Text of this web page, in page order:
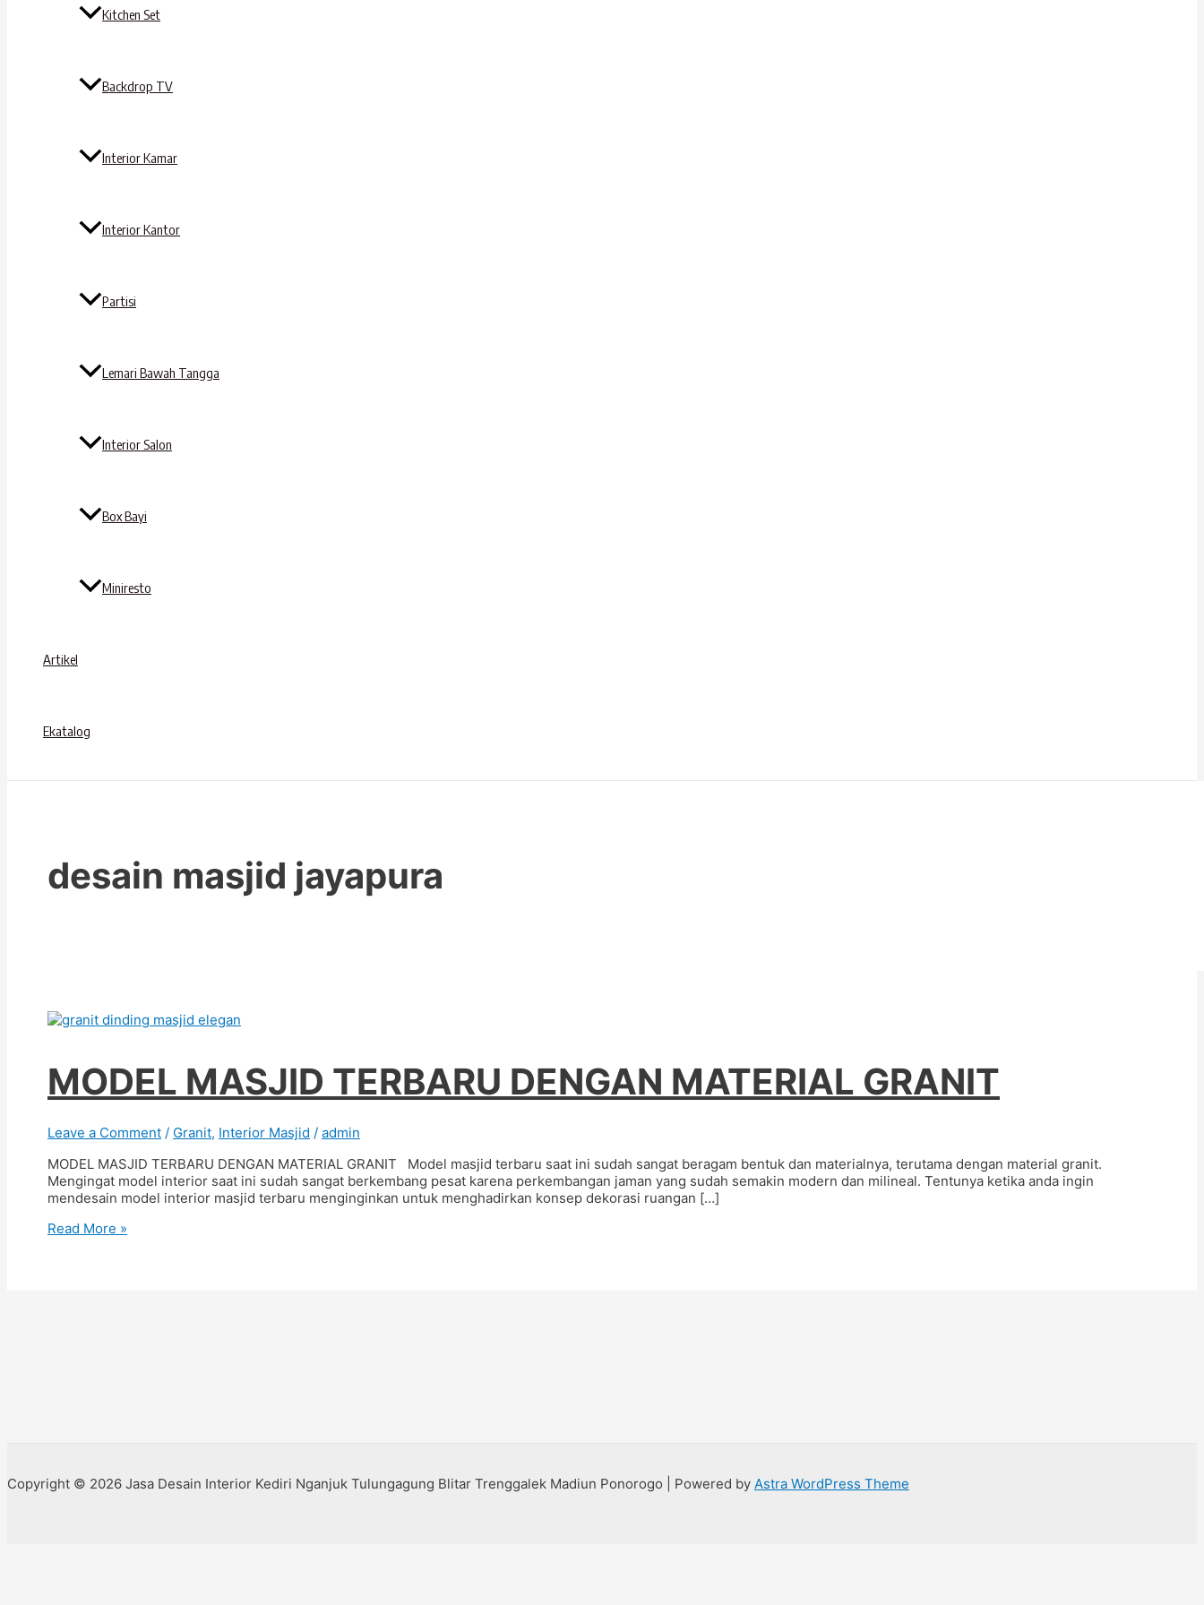
Kitchen Set
Backdrop TV
Interior Kamar
Interior Kantor
Partisi
Lemari Bawah Tangga
Interior Salon
Box Bayi
Miniresto
Artikel
Ekatalog
desain masjid jayapura
MODEL MASJID TERBARU DENGAN MATERIAL GRANIT
Leave a Comment / Granit, Interior Masjid / admin
MODEL MASJID TERBARU DENGAN MATERIAL GRANIT Model masjid terbaru saat ini sudah sangat beragam bentuk dan materialnya, terutama dengan material granit.
Mengingat model interior saat ini sudah sangat berkembang pesat karena perkembangan jaman yang sudah semakin modern dan milineal. Tentunya ketika anda ingin
mendesain model interior masjid terbaru menginginkan untuk menghadirkan konsep dekorasi ruangan […]
Read More »
Copyright © 2026 Jasa Desain Interior Kediri Nganjuk Tulungagung Blitar Trenggalek Madiun Ponorogo | Powered by Astra WordPress Theme